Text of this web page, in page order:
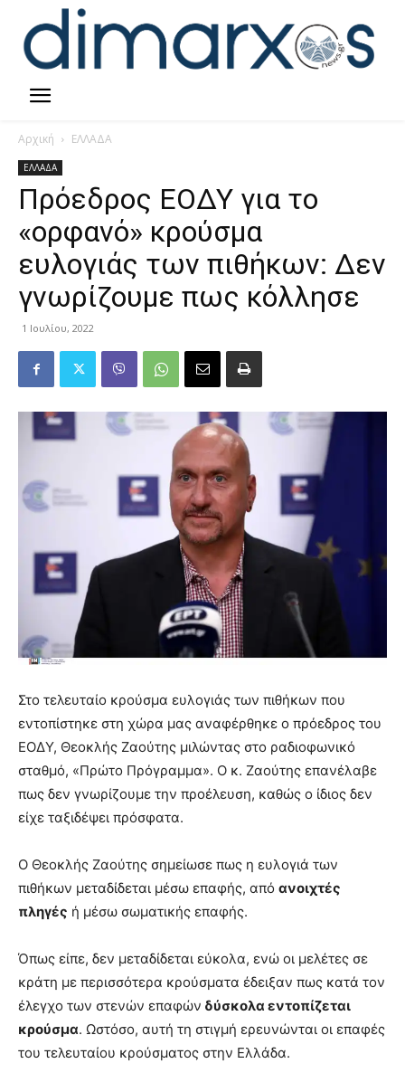
Αρχική ΕΛΛΑΔΑ
ΕΛΛΑΔΑ
Πρόεδρος ΕΟΔΥ για το
«ορφανό» κρούσμα
ευλογιάς των πιθήκων: Δεν
γνωρίζουμε πως κόλλησε
1 Ιουλίου, 2022
Στο τελευταίο κρούσμα ευλογιάς των πιθήκων που
εντοπίστηκε στη χώρα μας αναφέρθηκε ο πρόεδρος του
ΕΟΔΥ, Θεοκλής Ζαούτης μιλώντας στο ραδιοφωνικό
σταθμό, «Πρώτο Πρόγραμμα». Ο κ. Ζαούτης επανέλαβε
πως δεν γνωρίζουμε την προέλευση, καθώς ο ίδιος δεν
είχε ταξιδέψει πρόσφατα.
Ο Θεοκλής Ζαούτης σημείωσε πως η ευλογιά των
πιθήκων μεταδίδεται μέσω επαφής, από ανοιχτές
πληγές ή μέσω σωματικής επαφής.
Όπως είπε, δεν μεταδίδεται εύκολα, ενώ οι μελέτες σε
κράτη με περισσότερα κρούσματα έδειξαν πως κατά τον
έλεγχο των στενών επαφών δύσκολα εντοπίζεται
κρούσμα. Ωστόσο, αυτή τη στιγμή ερευνώνται οι επαφές
του τελευταίου κρούσματος στην Ελλάδα.